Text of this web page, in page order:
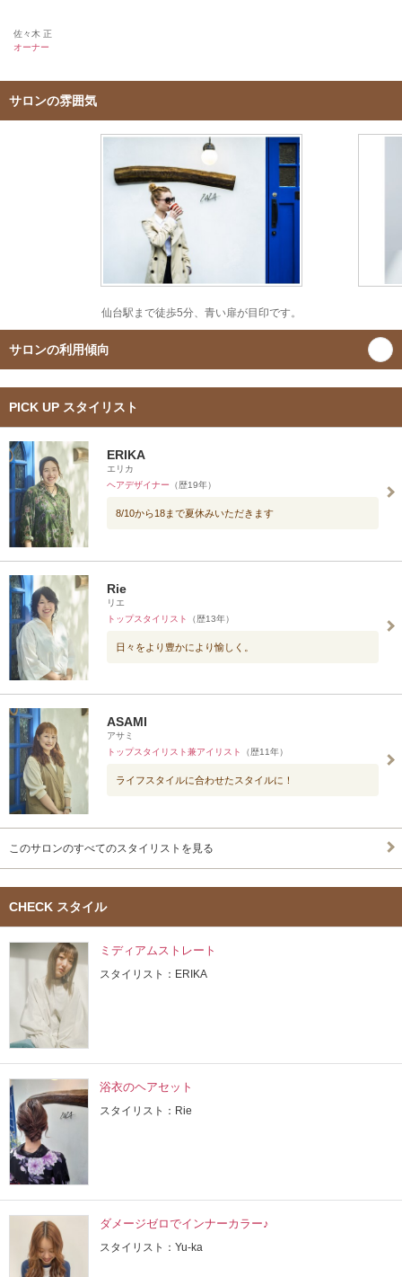
佐々木 正
オーナー
サロンの雰囲気
仙台駅まで徒歩5分、青い扉が目印です。
サロンの利用傾向
PICK UP スタイリスト
ERIKA
エリカ
ヘアデザイナー （歴19年）
8/10から18まで夏休みいただきます
Rie
リエ
トップスタイリスト
（歴13年）
日々をより豊かにより愉しく。
ASAMI
アサミ
トップスタイリスト兼アイリスト
（歴11年）
ライフスタイルに合わせたスタイルに！
このサロンのすべてのスタイリストを見る
CHECK スタイル
ミディアムストレート
スタイリスト：ERIKA
浴衣のヘアセット
スタイリスト：Rie
ダメージゼロでインナーカラー♪
スタイリスト：Yu-ka